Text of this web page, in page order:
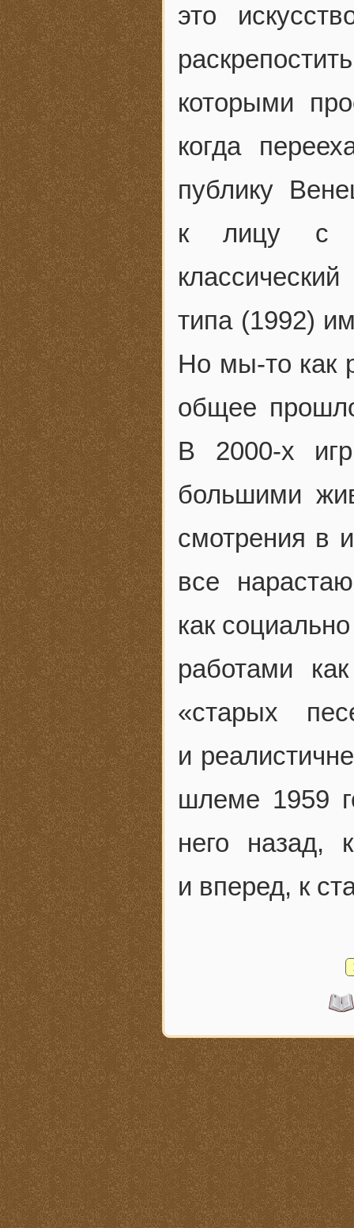
это
которыми
когда
публику
к лицу с
типа (1992)
Но мы-то как
общее
В 2000‐х
большими
смотрения в
все
как
работами
«старых
и
шлеме 1959
него назад,
и вперед, к